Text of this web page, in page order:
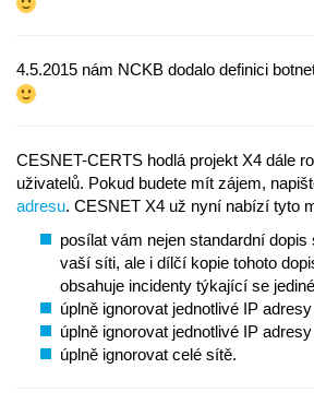
4.5.2015 nám NCKB dodalo definici
CESNET-CERTS hodlá projekt X4 dále
uživatelů. Pokud budete mít zájem,
adresu. CESNET X4 už nyní nabízí tyto
posílat vám nejen standardní
vaší síti, ale i dílčí kopie tohoto
obsahuje incidenty týkající se
úplně ignorovat jednotlivé IP adresy
úplně ignorovat jednotlivé IP adresy
úplně ignorovat celé sítě.